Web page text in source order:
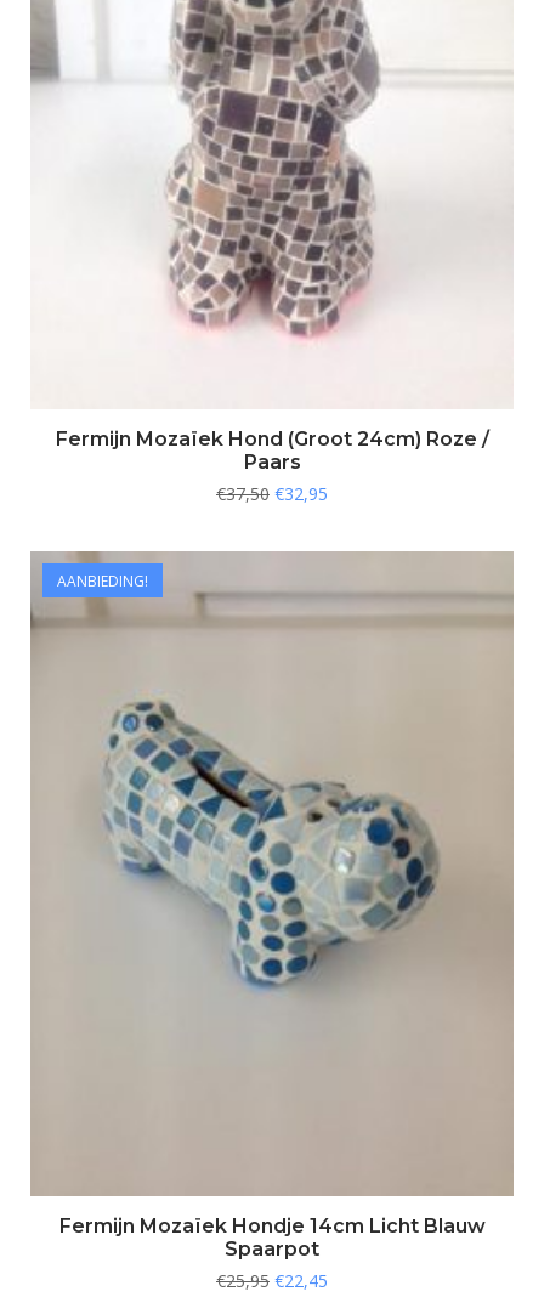
Fermijn Mozaïek Hond (Groot 24cm) Roze /
Paars
€37,50 €32,95
AANBIEDING!
Fermijn Mozaïek Hondje 14cm Licht Blauw
Spaarpot
€25,95 €22,45